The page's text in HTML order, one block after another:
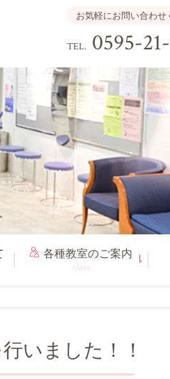
お気軽にお問い合わせ
TEL. 0595-
各種教室のご案内
class
いました！！